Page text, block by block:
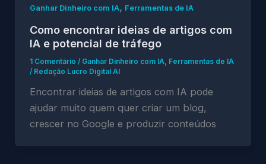
Ganhar Dinheiro com IA, Ferramentas de IA
Como encontrar ideias de artigos com
IA e potencial de tráfego
1 Comentário / Ganhar Dinheiro com IA, Ferramentas de IA
/ Redação Lucro Digital AI
Encontrar ideias de artigos com IA pode
ajudar muito quem quer criar um blog,
crescer no Google e produzir conteúdos